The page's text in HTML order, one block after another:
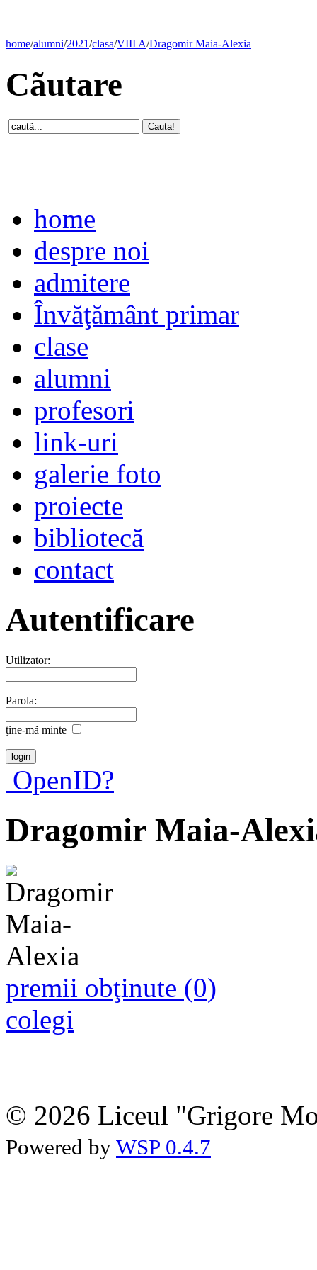
home/alumni/2021/clasa/VIII A/Dragomir Maia-Alexia
Cãutare
home
despre noi
admitere
Învăţământ primar
clase
alumni
profesori
link-uri
galerie foto
proiecte
bibliotecă
contact
Autentificare
Utilizator:
Parola:
ţine-mã minte
OpenID?
Dragomir Maia-
premii obţinute (0)
colegi
© 2026 Liceul "Grigore
Powered by WSP 0.4.7